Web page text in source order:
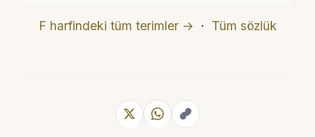
F harfindeki tüm terimler → · Tüm sözlük